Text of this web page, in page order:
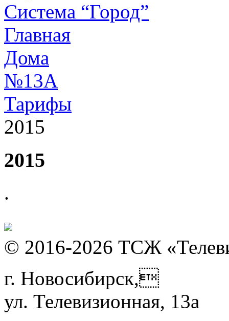
Система “Город”
Главная
Дома
№13А
Тарифы
2015
2015
.
© 2016-2026 ТСЖ
г. Новосибирск,
ул. Телевизионная, 13а